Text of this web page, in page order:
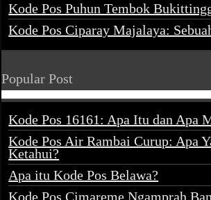
Kode Pos Puhun Tembok
Kode Pos Ciparay Majalaya:
Popular Post
Kode Pos 16161: Apa Itu dan Apa
Kode Pos Air Rambai Curup: Apa
Ketahui?
Apa itu Kode Pos Belawa?
Kode Pos Cimareme Ngamprah